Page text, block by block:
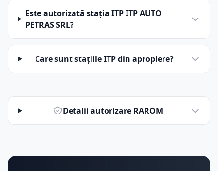
Este autorizată stația ITP ITP AUTO
PETRAS SRL?
Care sunt stațiile ITP din apropiere?
Detalii autorizare RAROM